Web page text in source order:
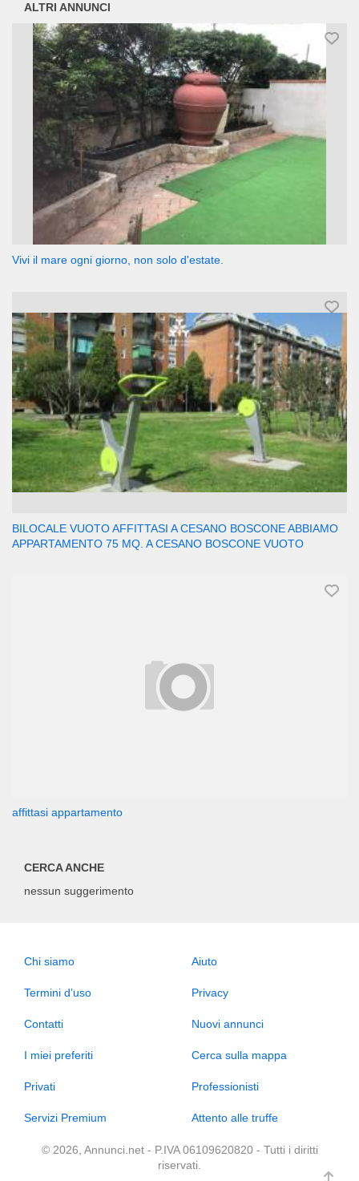
ALTRI ANNUNCI
Vivi il mare ogni giorno, non solo d'estate.
BILOCALE VUOTO AFFITTASI A CESANO BOSCONE ABBIAMO
APPARTAMENTO 75 MQ. A CESANO BOSCONE VUOTO
affittasi appartamento
CERCA ANCHE
nessun suggerimento
Chi siamo Aiuto
Termini d’uso Privacy
Contatti Nuovi annunci
I miei preferiti Cerca sulla mappa
Privati Professionisti
Servizi Premium Attento alle truffe
© 2026, Annunci.net - P.IVA 06109620820 - Tutti i diritti
riservati.